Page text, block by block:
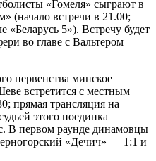
«Гомеля» сыграют в
(начало встречи в 21.00;
«Беларусь 5»). Встречу будет
во главе с Вальтером
первенства минское
встретится с местным
прямая трансляция на
этого поединка
В первом раунде динамовцы
«Дечич» — 1:1 и